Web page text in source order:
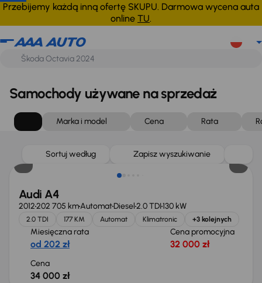
Przebijemy każdą inną ofertę SKUPU. Darmowa wycena auta
online TU.
Samochody używane na sprzedaż
Marka i model Cena Rata
Sortuj według Zapisz wyszukiwanie
Audi A4
2012202 705 kmAutomatDiesel2.0 TDI130 kW
2.0 TDI 177 KM Automat Klimatronic +3 kolejnych
Miesięczna rata
od 202 zł
Cena promocyjna
32 000 zł
Cena
34 000 zł